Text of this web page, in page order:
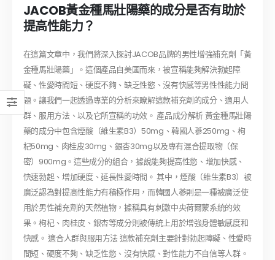
JACOB黃金種馬壯陽藥的成分是否有助於
提高性能力？
在這篇文章中，我們將深入探討JACOB品牌的男性增強補充劑「黃
金種馬壯陽藥」。這個產品自美國而來，被宣稱能夠解決勃起障
礙、性愛時間短、硬度不夠、缺乏性慾、沒有快感等男性性能力問
題。讓我們一起透過專業的分析來瞭解這款補充劑的成分、適用人
群、服用方法、以及它所宣稱的功效。 產品成分解析 黃金種馬壯陽
藥的成分中包含煙酸（維生素B3）50mg、韓國人蔘250mg、枸
杞50mg、肉桂皮30mg、銀杏30mg以及專有混合提取物（保
密）900mg。這些成分的組合，據說能夠提高性慾、增加快感、
快速勃起、增加硬度、延長性愛時間。 其中，煙酸（維生素B3）被
廣泛認為對提高性能力有積極作用，而韓國人蔘則是一種被廣泛使
用於男性補充劑的天然植物，據稱具有刺激中央荷爾蒙系統的效
果。枸杞、肉桂皮、銀杏等成分則被傳統上用於增強身體敏感度和
快感。 適合人群與服用方法 這款補充劑主要針對勃起障礙、性愛時
間短、硬度不夠、缺乏性慾、沒有快感、對性能力不自信等人群。